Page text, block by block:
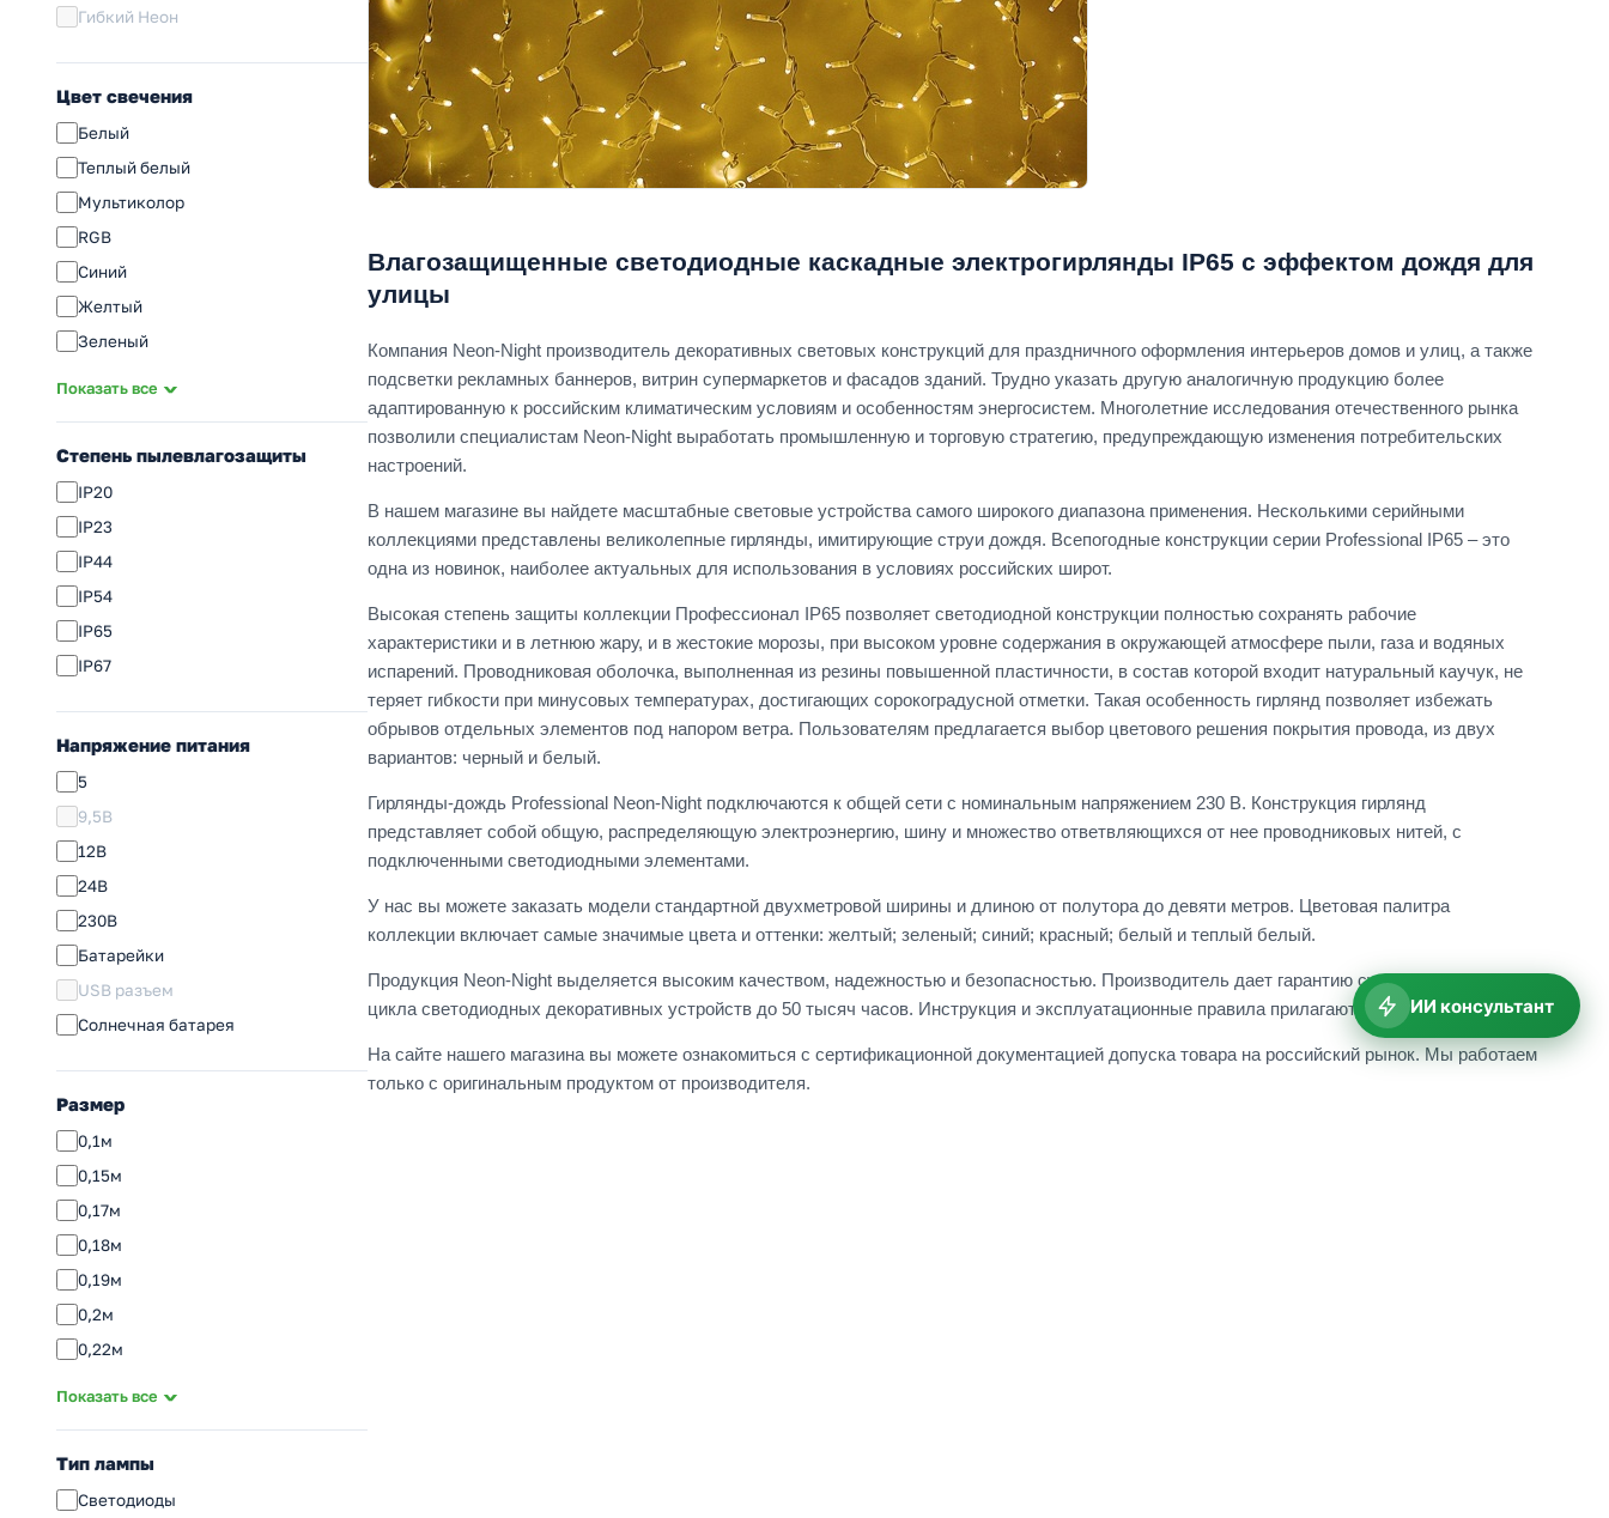
Гибкий Неон
Цвет свечения
Белый
Теплый белый
Мультиколор
RGB
Синий
Желтый
Зеленый
Показать все
Степень пылевлагозащиты
IP20
IP23
IP44
IP54
IP65
IP67
Напряжение питания
5
9,5В
12В
24В
230В
Батарейки
USB разъем
Солнечная батарея
Размер
0,1м
0,15м
0,17м
0,18м
0,19м
0,2м
0,22м
Показать все
Тип лампы
Светодиоды
Влагозащищенные светодиодные каскадные электрогирлянды IP65 с эффектом дождя для
улицы
Компания Neon-Night производитель декоративных световых конструкций для праздничного оформления интерьеров домов и улиц, а также
подсветки рекламных баннеров, витрин супермаркетов и фасадов зданий. Трудно указать другую аналогичную продукцию более
адаптированную к российским климатическим условиям и особенностям энергосистем. Многолетние исследования отечественного рынка
позволили специалистам Neon-Night выработать промышленную и торговую стратегию, предупреждающую изменения потребительских
настроений.
В нашем магазине вы найдете масштабные световые устройства самого широкого диапазона применения. Несколькими серийными
коллекциями представлены великолепные гирлянды, имитирующие струи дождя. Всепогодные конструкции серии Professional IP65 – это
одна из новинок, наиболее актуальных для использования в условиях российских широт.
Высокая степень защиты коллекции Профессионал IP65 позволяет светодиодной конструкции полностью сохранять рабочие
характеристики и в летнюю жару, и в жестокие морозы, при высоком уровне содержания в окружающей атмосфере пыли, газа и водяных
испарений. Проводниковая оболочка, выполненная из резины повышенной пластичности, в состав которой входит натуральный каучук, не
теряет гибкости при минусовых температурах, достигающих сорокоградусной отметки. Такая особенность гирлянд позволяет избежать
обрывов отдельных элементов под напором ветра. Пользователям предлагается выбор цветового решения покрытия провода, из двух
вариантов: черный и белый.
Гирлянды-дождь Professional Neon-Night подключаются к общей сети с номинальным напряжением 230 В. Конструкция гирлянд
представляет собой общую, распределяющую электроэнергию, шину и множество ответвляющихся от нее проводниковых нитей, с
подключенными светодиодными элементами.
У нас вы можете заказать модели стандартной двухметровой ширины и длиною от полутора до девяти метров. Цветовая палитра
коллекции включает самые значимые цвета и оттенки: желтый; зеленый; синий; красный; белый и теплый белый.
Продукция Neon-Night выделяется высоким качеством, надежностью и безопасностью. Производитель дает гарантию суммарного рабочего
цикла светодиодных декоративных устройств до 50 тысяч часов. Инструкция и эксплуатационные правила прилагаются к изделию.
На сайте нашего магазина вы можете ознакомиться с сертификационной документацией допуска товара на российский рынок. Мы работаем
только с оригинальным продуктом от производителя.
ИИ консультант